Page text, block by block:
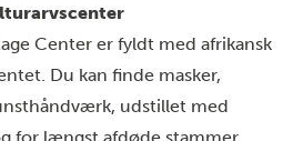
Center er fyldt med afrikansk
Du kan finde masker,
udstillet med
for længst afdøde stammer.